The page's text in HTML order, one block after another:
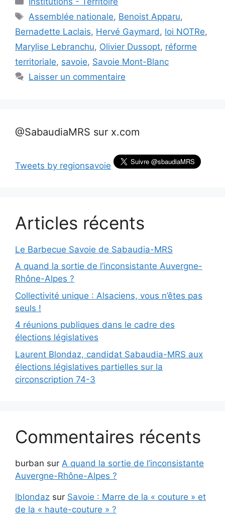
Étiquettes
Assemblée nationale, Benoist Apparu,
Bernadette Laclais, Hervé Gaymard , loi NOTRe,
Marylise Lebranchu, Olivier Dussopt, réforme
territoriale, savoie, Savoie Mont-Blanc
Laisser un commentaire
@SabaudiaMRS sur x.com
Tweets by regionsavoie
Articles récents
Le Barbecue Savoie de Sabaudia-MRS
A quand la sortie de l’inconsistante Auvergne-
Rhône-Alpes ?
Collectivité unique : Alsaciens, vous n’êtes pas
seuls !
4 réunions publiques dans le cadre des
élections législatives
Laurent Blondaz, candidat Sabaudia-MRS aux
élections législatives partielles sur la
circonscription 74-3
Commentaires récents
burban sur A quand la sortie de l’inconsistante
Auvergne-Rhône-Alpes ?
lblondaz sur Savoie : Marre de la « couture » et
de la « haute-couture » ?